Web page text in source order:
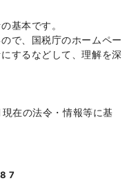
基本です。
で、国税庁のホームペー
するなどして、理解を深
在の法令・情報等に基